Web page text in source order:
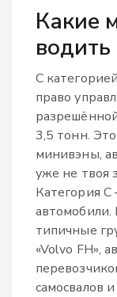
Какие
водить
С категорией
право
3,5 тонн. Это
минивэны,
уже не твоя
Категория С
типичные
«Volvo FH»,
самосвалов